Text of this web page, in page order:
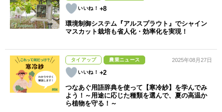
+8
環境制御システム『アルスプラウト』でシャイン
マスカット栽培も省人化・効率化を実現！
タイアップ 農業ニュース
+2
2025年08月27日
つなあぐ用語辞典を使って【寒冷紗】を学んでみ
よう！～用途に応じた種類を選んで、夏の高温か
ら植物を守る！～